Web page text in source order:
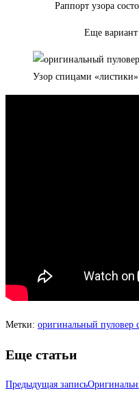
Раппорт узора
Еще
Узор спицами
Метки: оригинальный пуловер
Еще статьи
Предыдущая запись